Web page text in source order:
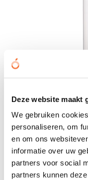
Deze website maakt
We gebruiken
personaliseren, om
en om ons
informatie over uw
partners voor social
partners kunnen
HydroFlex™
€ 1,56
Bedrukt geleverd
Onbedrukt
Bekijken